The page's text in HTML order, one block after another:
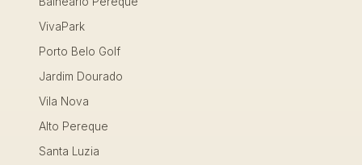
VivaPark
Porto Belo Golf
Jardim Dourado
Vila Nova
Alto Pereque
Santa Luzia